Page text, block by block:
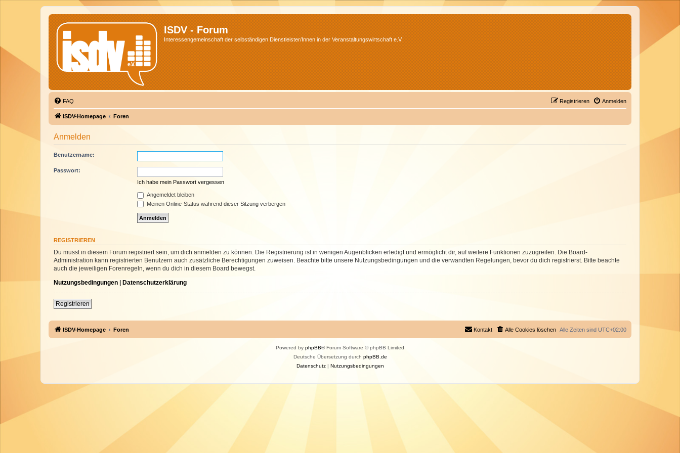
ISDV - Forum
Interessengemeinschaft der selbständigen Dienstleister/Innen in der Veranstaltungswirtschaft e.V.
FAQ Anmelden
Registrieren
ISDV-Homepage Foren
Anmelden
Benutzername:
Passwort:
Ich habe mein Passwort vergessen
Angemeldet bleiben
Meinen Online-Status während dieser Sitzung verbergen
REGISTRIEREN
Du musst in diesem Forum registriert sein, um dich anmelden zu können. Die Registrierung ist in wenigen Augenblicken erledigt und ermöglicht dir, auf weitere Funktionen zuzugreifen. Die Board-
Administration kann registrierten Benutzern auch zusätzliche Berechtigungen zuweisen. Beachte bitte unsere Nutzungsbedingungen und die verwandten Regelungen, bevor du dich registrierst. Bitte beachte
auch die jeweiligen Forenregeln, wenn du dich in diesem Board bewegst.
Nutzungsbedingungen | Datenschutzerklärung
Registrieren
ISDV-Homepage Foren Alle Zeiten sind UTC+02:00
Alle Cookies löschen
Kontakt
Powered by phpBB® Forum Software © phpBB Limited
Deutsche Übersetzung durch phpBB.de
Datenschutz| Nutzungsbedingungen